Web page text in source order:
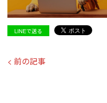
LINEで送る
< 前の記事